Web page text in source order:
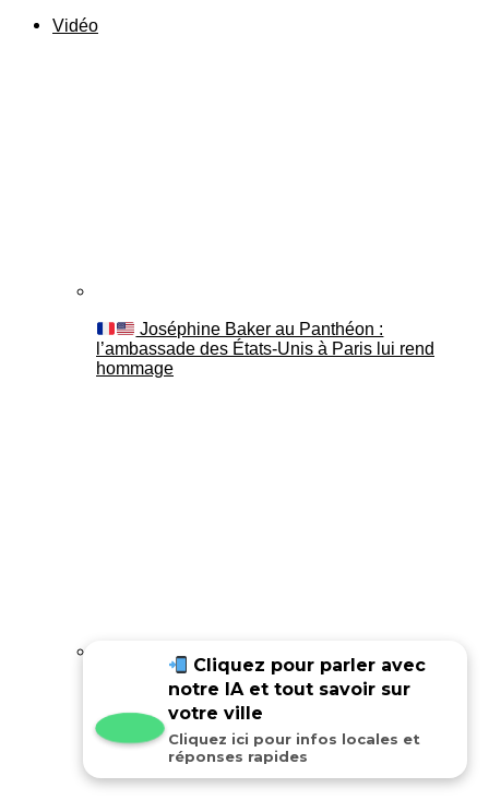
Vidéo
Joséphine Baker au Panthéon :
l’ambassade des États-Unis à Paris lui rend
hommage
Joséphine Baker au Panthéon : le
témoignage de son fils Luis
Cliquez pour parler avec
notre IA et tout savoir sur
votre ville
Cliquez ici pour infos locales et
réponses rapides